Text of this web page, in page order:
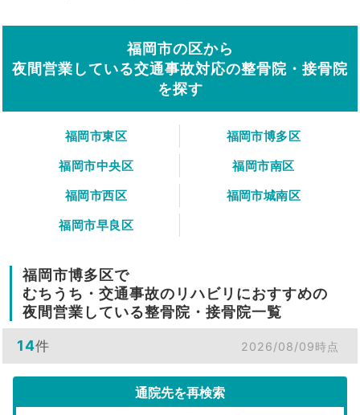
福岡市の区から
夜間営業している交通事故対応の整骨院・接骨院
を探す
福岡市東区
福岡市博多区
福岡市中央区
福岡市南区
福岡市西区
福岡市城南区
福岡市早良区
福岡市博多区で
むちうち・交通事故のリハビリにおすすめの
夜間営業している整骨院・接骨院一覧
14件 2026/08/09時点
通院先を再検索